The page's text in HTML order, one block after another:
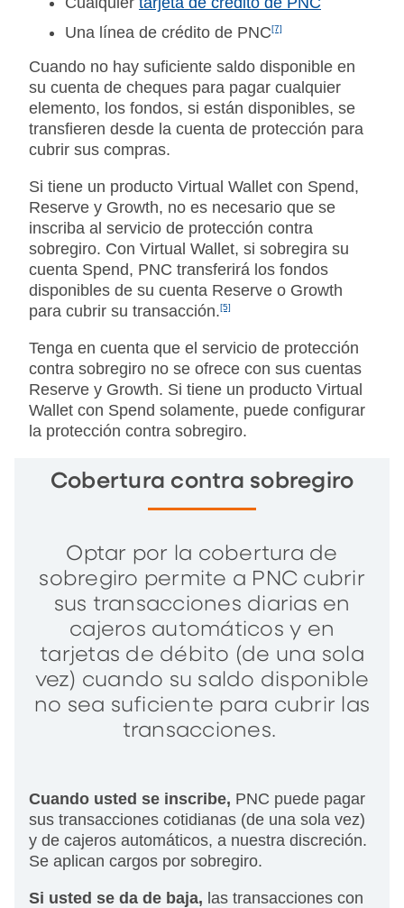
Una línea de crédito de PNC[7]
Cuando no hay suficiente saldo disponible en
su cuenta de cheques para pagar cualquier
elemento, los fondos, si están disponibles, se
transfieren desde la cuenta de protección para
cubrir sus compras.
Si tiene un producto Virtual Wallet con Spend,
Reserve y Growth, no es necesario que se
inscriba al servicio de protección contra
sobregiro. Con Virtual Wallet, si sobregira su
cuenta Spend, PNC transferirá los fondos
disponibles de su cuenta Reserve o Growth
para cubrir su transacción.[5]
Tenga en cuenta que el servicio de protección
contra sobregiro no se ofrece con sus cuentas
Reserve y Growth. Si tiene un producto Virtual
Wallet con Spend solamente, puede configurar
la protección contra sobregiro.
Cobertura contra sobregiro
Optar por la cobertura de
sobregiro permite a PNC cubrir
sus transacciones diarias en
cajeros automáticos y en
tarjetas de débito (de una sola
vez) cuando su saldo disponible
no sea suficiente para cubrir las
transacciones.
Cuando usted se inscribe, PNC puede pagar
sus transacciones cotidianas (de una sola vez)
y de cajeros automáticos, a nuestra discreción.
Se aplican cargos por sobregiro.
Si usted se da de baja, las transacciones con